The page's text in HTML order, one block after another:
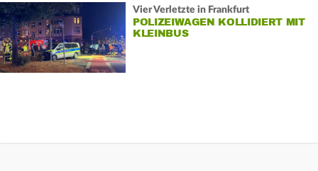
Vier Verletzte in Frankfurt
POLIZEIWAGEN KOLLIDIERT MIT
KLEINBUS